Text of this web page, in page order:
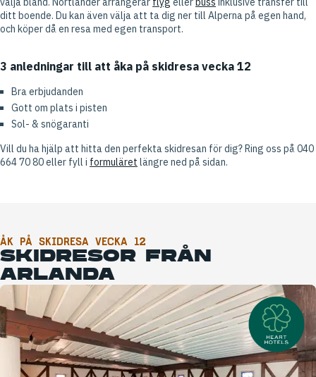
ditt boende. Du kan även välja att ta dig ner till Alperna på egen hand,
och köper då en resa med egen transport.
3 anledningar till att åka på skidresa vecka 12
Bra erbjudanden
Gott om plats i pisten
Sol- & snögaranti
Vill du ha hjälp att hitta den perfekta skidresan för dig? Ring oss på 040
664 70 80 eller fyll i formuläret längre ned på sidan.
ÅK PÅ SKIDRESA VECKA 12
SKIDRESOR FRÅN
ARLANDA